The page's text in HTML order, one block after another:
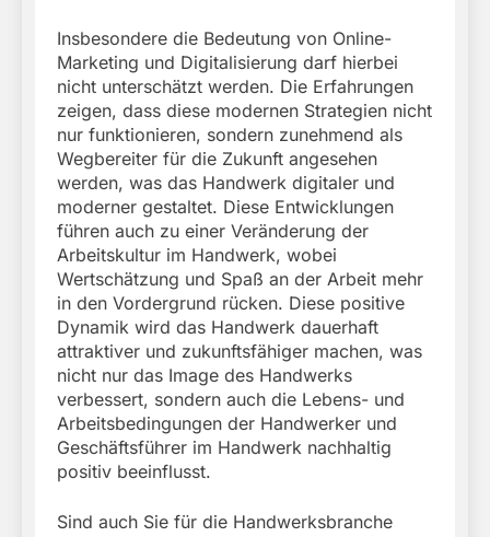
Insbesondere die Bedeutung von Online-
Marketing und Digitalisierung darf hierbei
nicht unterschätzt werden. Die Erfahrungen
zeigen, dass diese modernen Strategien nicht
nur funktionieren, sondern zunehmend als
Wegbereiter für die Zukunft angesehen
werden, was das Handwerk digitaler und
moderner gestaltet. Diese Entwicklungen
führen auch zu einer Veränderung der
Arbeitskultur im Handwerk, wobei
Wertschätzung und Spaß an der Arbeit mehr
in den Vordergrund rücken. Diese positive
Dynamik wird das Handwerk dauerhaft
attraktiver und zukunftsfähiger machen, was
nicht nur das Image des Handwerks
verbessert, sondern auch die Lebens- und
Arbeitsbedingungen der Handwerker und
Geschäftsführer im Handwerk nachhaltig
positiv beeinflusst.
Sind auch Sie für die Handwerksbranche